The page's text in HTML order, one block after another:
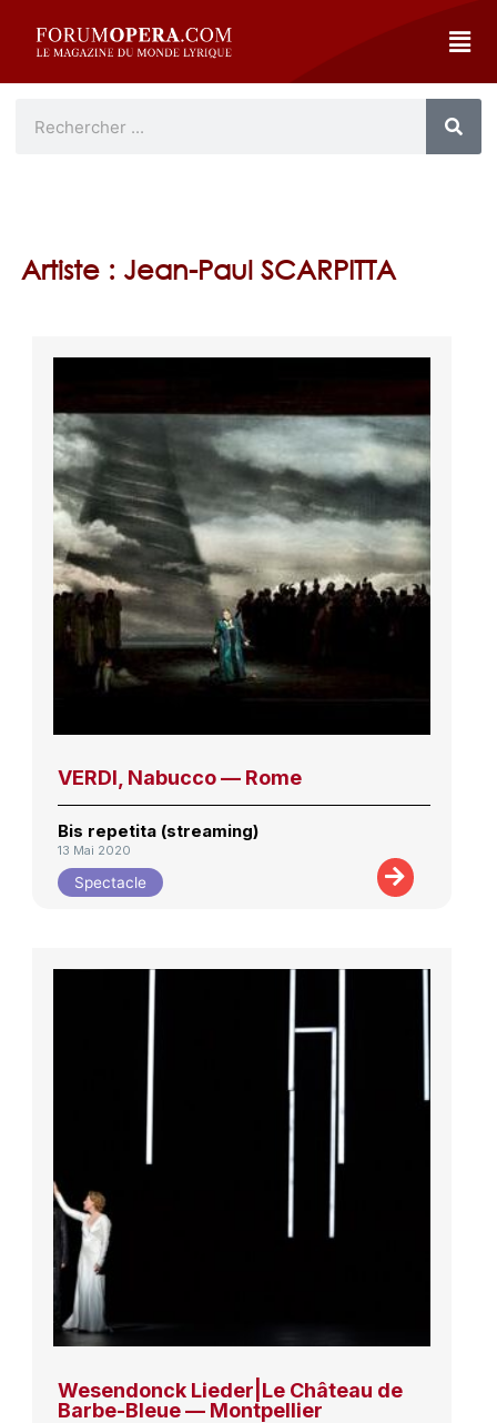
Artiste : Jean-Paul SCARPITTA
VERDI, Nabucco — Rome
Bis repetita (streaming)
13 Mai 2020
Spectacle
Wesendonck Lieder|Le Château de
Barbe-Bleue — Montpellier